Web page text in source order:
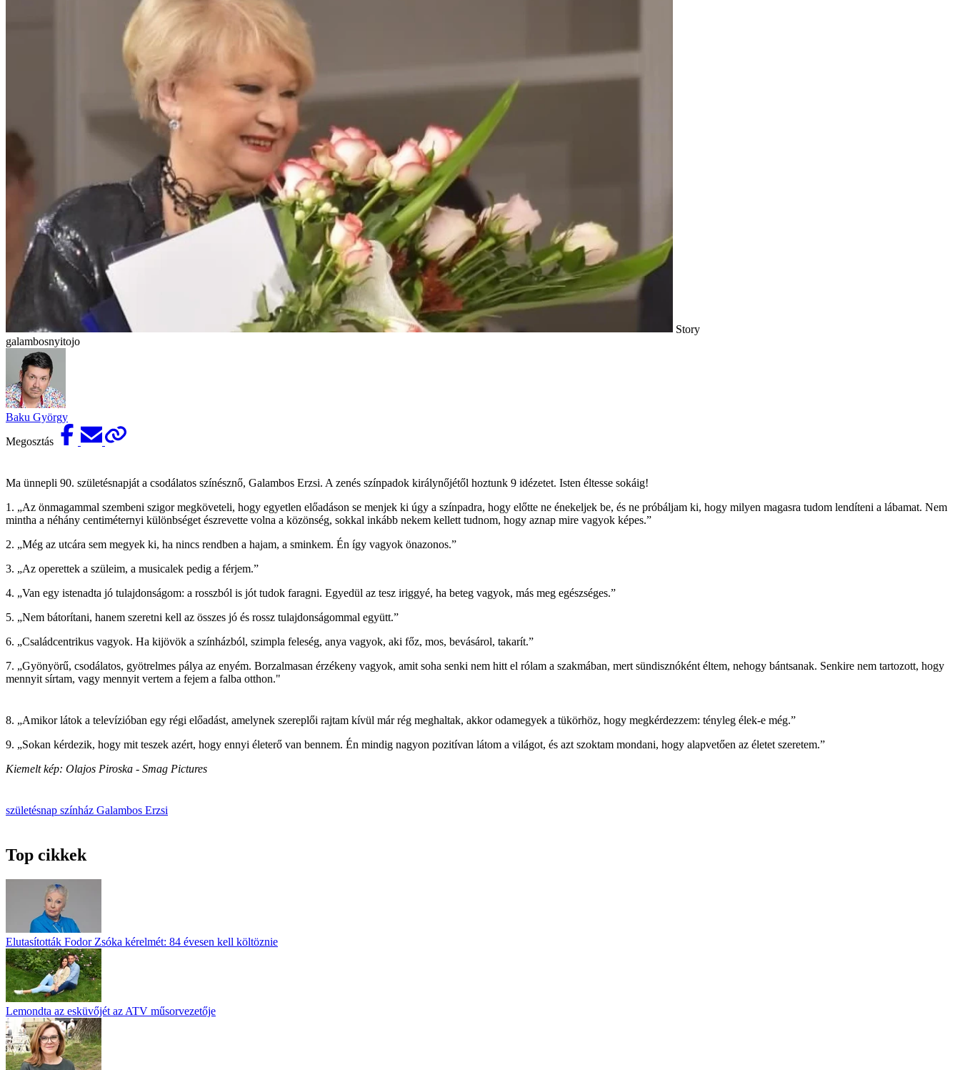
Story
galambosnyitojo
Baku György
Megosztás
Ma ünnepli 90. születésnapját a csodálatos színésznő, Galambos Erzsi. A zenés színpadok királynőjétől hoztunk 9 idézetet. Isten éltesse sokáig!
1. „Az önmagammal szembeni szigor megköveteli, hogy egyetlen előadáson se menjek ki úgy a színpadra, hogy előtte ne énekeljek be, és ne próbáljam ki, hogy milyen magasra tudom lendíteni a lábamat. Nem
mintha a néhány centiméternyi különbséget észrevette volna a közönség, sokkal inkább nekem kellett tudnom, hogy aznap mire vagyok képes.”
2. „Még az utcára sem megyek ki, ha nincs rendben a hajam, a sminkem. Én így vagyok önazonos.”
3. „Az operettek a szüleim, a musicalek pedig a férjem.”
4. „Van egy istenadta jó tulajdonságom: a rosszból is jót tudok faragni. Egyedül az tesz iriggyé, ha beteg vagyok, más meg egészséges.”
5. „Nem bátorítani, hanem szeretni kell az összes jó és rossz tulajdonságommal együtt.”
6. „Családcentrikus vagyok. Ha kijövök a színházból, szimpla feleség, anya vagyok, aki főz, mos, bevásárol, takarít.”
7. „Gyönyörű, csodálatos, gyötrelmes pálya az enyém. Borzalmasan érzékeny vagyok, amit soha senki nem hitt el rólam a szakmában, mert sündisznóként éltem, nehogy bántsanak. Senkire nem tartozott, hogy
mennyit sírtam, vagy mennyit vertem a fejem a falba otthon."
8. „Amikor látok a televízióban egy régi előadást, amelynek szereplői rajtam kívül már rég meghaltak, akkor odamegyek a tükörhöz, hogy megkérdezzem: tényleg élek-e még.”
9. „Sokan kérdezik, hogy mit teszek azért, hogy ennyi életerő van bennem. Én mindig nagyon pozitívan látom a világot, és azt szoktam mondani, hogy alapvetően az életet szeretem.”
Kiemelt kép: Olajos Piroska - Smag Pictures
születésnap színház Galambos Erzsi
Top cikkek
Elutasították Fodor Zsóka kérelmét: 84 évesen kell költöznie
Lemondta az esküvőjét az ATV műsorvezetője